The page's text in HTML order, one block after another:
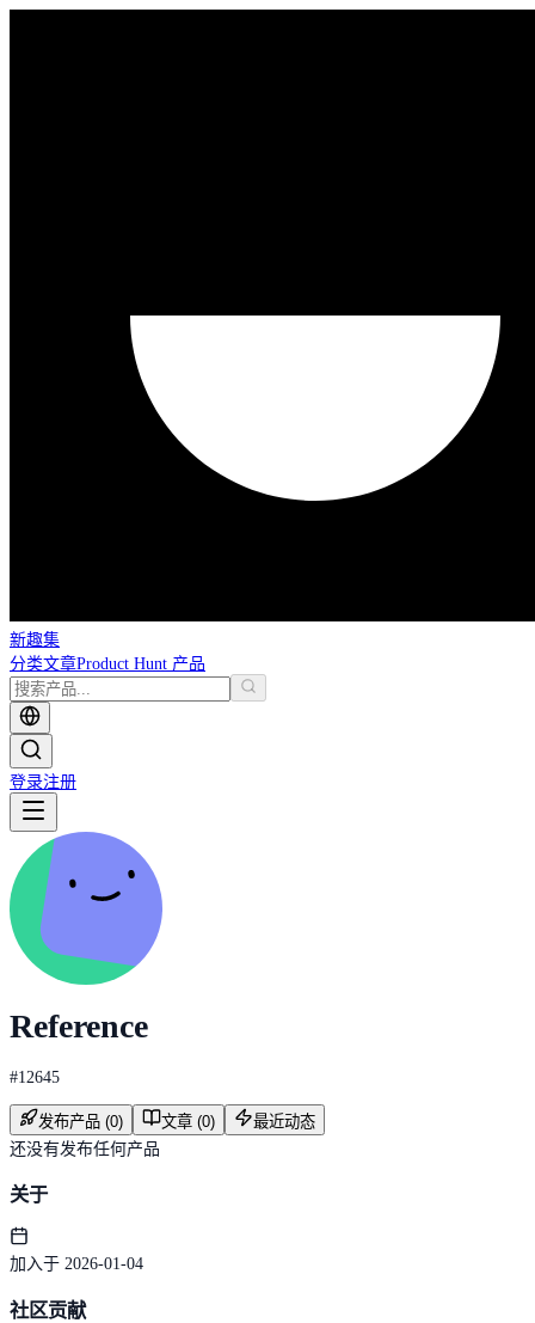
新趣集
分类文章Product Hunt 产品
登录注册
Reference
#12645
发布产品 (0) 文章 (0)
最近动态
还没有发布任何产品
关于
加入于 2026-01-04
社区贡献